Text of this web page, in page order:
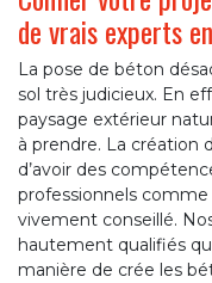
de vrais experts
La pose de béton
sol très judicieux. En
paysage extérieur
à prendre. La création
d’avoir des
professionnels
vivement conseillé.
hautement qualifiés
manière de crée les